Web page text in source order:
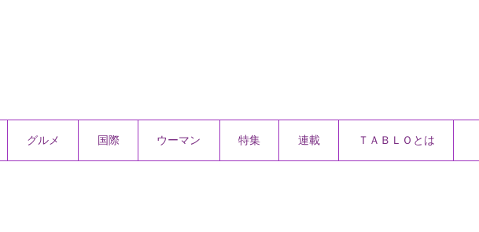
グルメ 国際 ウーマン 特集 連載 ＴＡＢＬＯとは